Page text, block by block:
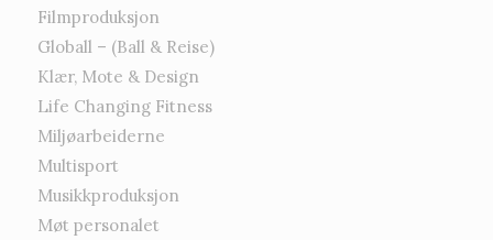
Filmproduksjon
Globall – (Ball & Reise)
Klær, Mote & Design
Life Changing Fitness
Miljøarbeiderne
Multisport
Musikkproduksjon
Møt personalet